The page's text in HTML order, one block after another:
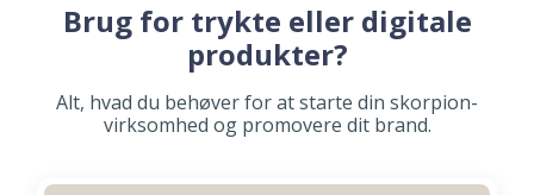
Brug for trykte eller digitale
produkter?
Alt, hvad du behøver for at starte din skorpion-
virksomhed og promovere dit brand.